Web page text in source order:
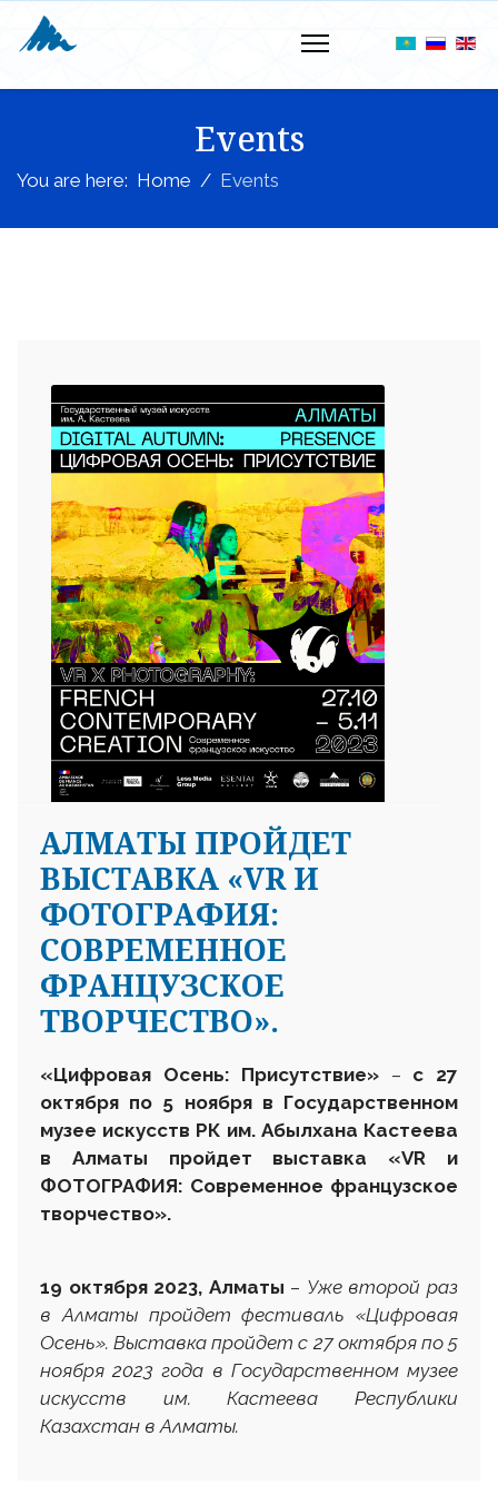
Events
You are here: Home Events
АЛМАТЫ ПРОЙДЕТ
ВЫСТАВКА «VR И
ФОТОГРАФИЯ:
СОВРЕМЕННОЕ
ФРАНЦУЗСКОЕ
ТВОРЧЕСТВО».
«Цифровая Осень: Присутствие» – с 27
октября по 5 ноября в Государственном
музее искусств РК им. Абылхана Кастеева
в Алматы пройдет выставка «VR и
ФОТОГРАФИЯ: Современное французское
творчество».
19 октября 2023, Алматы – Уже второй раз
в Алматы пройдет фестиваль «Цифровая
Осень». Выставка пройдет с 27 октября по 5
ноября 2023 года в Государственном музее
искусств им. Кастеева Республики
Казахстан в Алматы.